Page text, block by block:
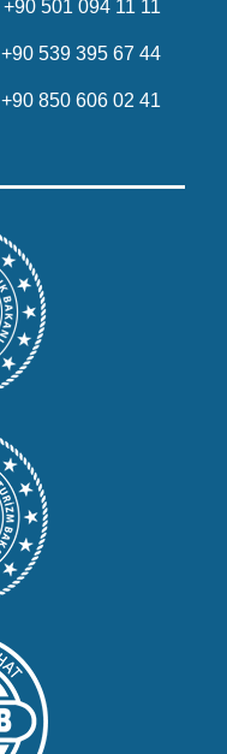
+90 501 094 11 11
+90 539 395 67 44
+90 850 606 02 41